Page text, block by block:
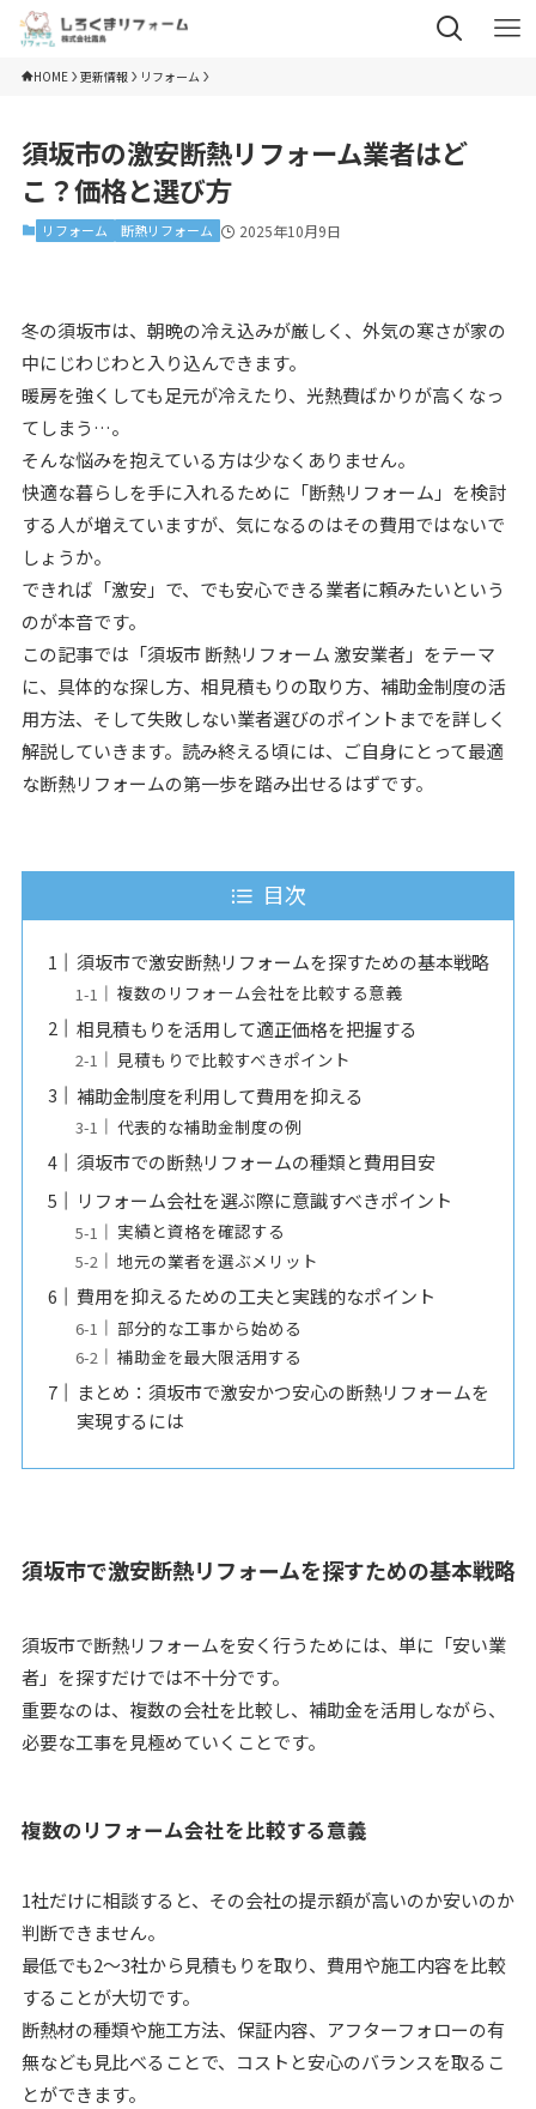
HOME 更新情報 リフォーム
須坂市の激安断熱リフォーム業者はど
こ？価格と選び方
リフォーム 断熱リフォーム 2025年10月9日
冬の須坂市は、朝晩の冷え込みが厳しく、外気の寒さが家の
中にじわじわと入り込んできます。
暖房を強くしても足元が冷えたり、光熱費ばかりが高くなっ
てしまう…。
そんな悩みを抱えている方は少なくありません。
快適な暮らしを手に入れるために「断熱リフォーム」を検討
する人が増えていますが、気になるのはその費用ではないで
しょうか。
できれば「激安」で、でも安心できる業者に頼みたいという
のが本音です。
この記事では「須坂市 断熱リフォーム 激安業者」をテーマ
に、具体的な探し方、相見積もりの取り方、補助金制度の活
用方法、そして失敗しない業者選びのポイントまでを詳しく
解説していきます。読み終える頃には、ご自身にとって最適
な断熱リフォームの第一歩を踏み出せるはずです。
目次
須坂市で激安断熱リフォームを探すための基本戦略
複数のリフォーム会社を比較する意義
相見積もりを活用して適正価格を把握する
見積もりで比較すべきポイント
補助金制度を利用して費用を抑える
代表的な補助金制度の例
須坂市での断熱リフォームの種類と費用目安
リフォーム会社を選ぶ際に意識すべきポイント
実績と資格を確認する
地元の業者を選ぶメリット
費用を抑えるための工夫と実践的なポイント
部分的な工事から始める
補助金を最大限活用する
まとめ：須坂市で激安かつ安心の断熱リフォームを
実現するには
須坂市で激安断熱リフォームを探すための基本戦略
須坂市で断熱リフォームを安く行うためには、単に「安い業
者」を探すだけでは不十分です。
重要なのは、複数の会社を比較し、補助金を活用しながら、
必要な工事を見極めていくことです。
複数のリフォーム会社を比較する意義
1社だけに相談すると、その会社の提示額が高いのか安いのか
判断できません。
最低でも2〜3社から見積もりを取り、費用や施工内容を比較
することが大切です。
断熱材の種類や施工方法、保証内容、アフターフォローの有
無なども見比べることで、コストと安心のバランスを取るこ
とができます。